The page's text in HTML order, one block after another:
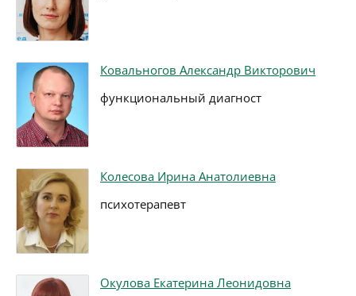
Ковальногов Александр Викторович
функциональный диагност
Колесова Ирина Анатолиевна
психотерапевт
Окулова Екатерина Леонидовна